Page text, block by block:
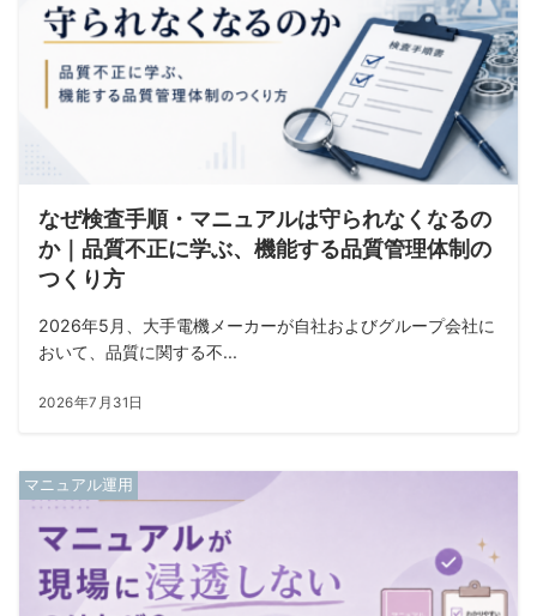
なぜ検査手順・マニュアルは守られなくなるの
か｜品質不正に学ぶ、機能する品質管理体制の
つくり方
2026年5月、大手電機メーカーが自社およびグループ会社に
おいて、品質に関する不...
2026年7月31日
マニュアル運用